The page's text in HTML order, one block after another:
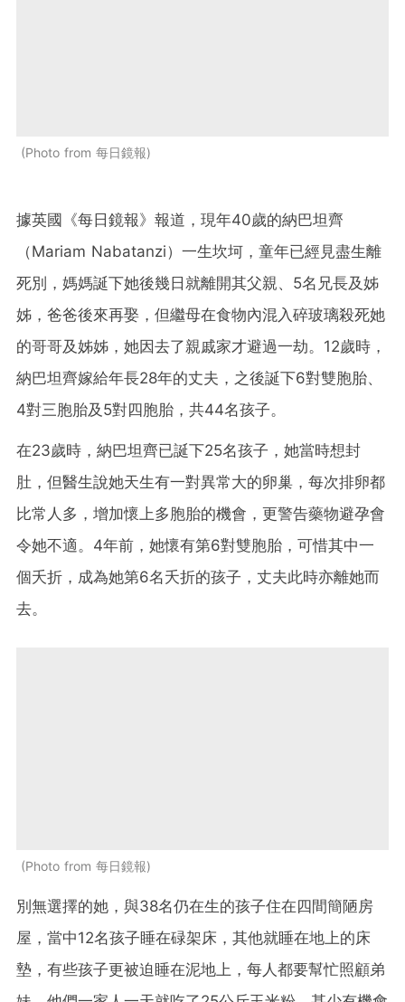
Photo from 每日鏡報
據英國《每日鏡報》報道，現年40歲的納巴坦齊
（Mariam Nabatanzi）一生坎坷，童年已經見盡生離
死別，媽媽誕下她後幾日就離開其父親、5名兄長及姊
姊，爸爸後來再娶，但繼母在食物內混入碎玻璃殺死她
的哥哥及姊姊，她因去了親戚家才避過一劫。12歲時，
納巴坦齊嫁給年長28年的丈夫，之後誕下6對雙胞胎、
4對三胞胎及5對四胞胎，共44名孩子。
在23歲時，納巴坦齊已誕下25名孩子，她當時想封
肚，但醫生說她天生有一對異常大的卵巢，每次排卵都
比常人多，增加懷上多胞胎的機會，更警告藥物避孕會
令她不適。4年前，她懷有第6對雙胞胎，可惜其中一
個夭折，成為她第6名夭折的孩子，丈夫此時亦離她而
去。
Photo from 每日鏡報
別無選擇的她，與38名仍在生的孩子住在四間簡陋房
屋，當中12名孩子睡在碌架床，其他就睡在地上的床
墊，有些孩子更被迫睡在泥地上，每人都要幫忙照顧弟